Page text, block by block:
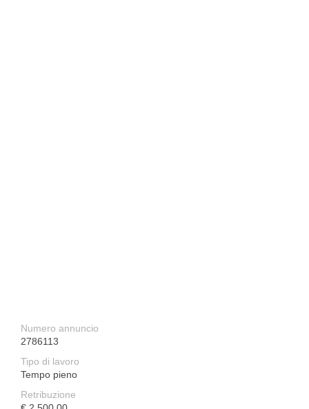
Numero annuncio
2786113
Tipo di lavoro
Tempo pieno
Retribuzione